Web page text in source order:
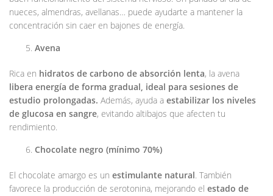
nueces, almendras, avellanas… puede ayudarte a mantener la
concentración sin caer en bajones de energía.
Avena
Rica en hidratos de carbono de absorción lenta, la avena
libera energía de forma gradual, ideal para sesiones de
estudio prolongadas. Además, ayuda a estabilizar los niveles
de glucosa en sangre, evitando altibajos que afecten tu
rendimiento.
Chocolate negro (mínimo 70%)
El chocolate amargo es un estimulante natural. También
favorece la producción de serotonina, mejorando el estado de